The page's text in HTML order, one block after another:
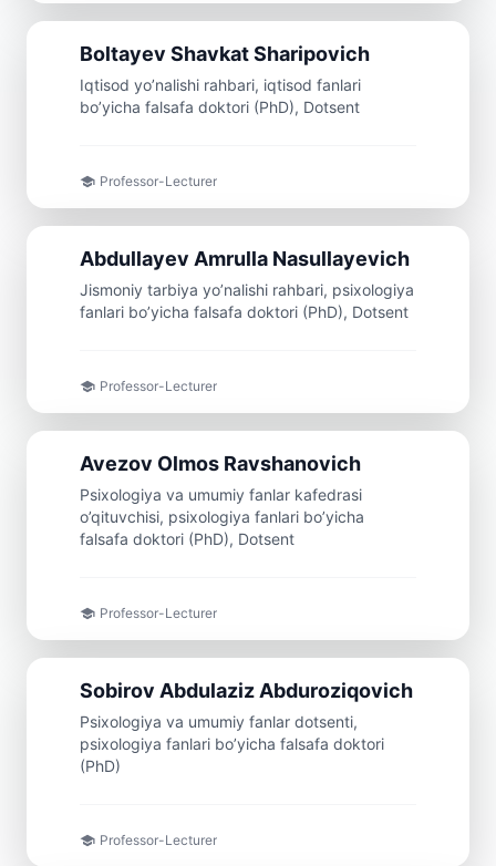
Boltayev ShavkatSharipovich
Iqtisod yo’nalishi rahbari, iqtisod fanlari
bo’yicha falsafa doktori (PhD), Dotsent
Professor-Lecturer
Doсent
Abdullayev Amrulla Nasullayevich
Jismoniy tarbiya yo’nalishi rahbari, psixologiya
fanlari bo’yicha falsafa doktori (PhD), Dotsent
Professor-Lecturer
Avezov Olmos Ravshanovich
Psixologiya va umumiy fanlar kafedrasi
o’qituvchisi, psixologiya fanlari bo’yicha
falsafa doktori (PhD), Dotsent
Professor-Lecturer
Doсent
Sobirov Abdulaziz Abduroziqovich
Psixologiya va umumiy fanlar dotsenti,
psixologiya fanlari bo’yicha falsafa doktori
(PhD)
Professor-Lecturer